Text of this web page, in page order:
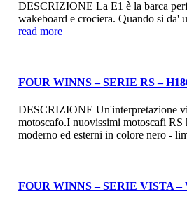
DESCRIZIONE La E1 è la barca
wakeboard e crociera. Quando si da'
read more
FOUR WINNS – SERIE RS –
DESCRIZIONE Un'interpretazione
motoscafo.I nuovissimi motoscafi RS
moderno ed esterni in colore nero -
FOUR WINNS – SERIE VISTA –